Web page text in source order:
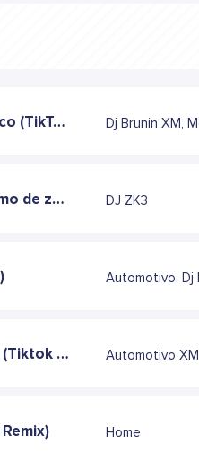
Automotivo Galático (TikTok remix)
Automotivo do primo de zk3 (slowed) DJ ZK3
Taka Taka Taka Ta (Tiktok remix) ‎Automotivo XM
Home